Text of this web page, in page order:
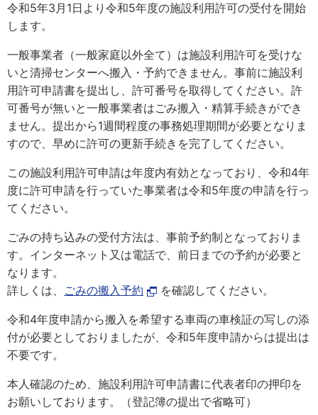
令和5年3月1日より令和5年度の施設利用許可の受付を開始
します。
一般事業者（一般家庭以外全て）は施設利用許可を受けな
いと清掃センターへ搬入・予約できません。事前に施設利
用許可申請書を提出し、許可番号を取得してください。許
可番号が無いと一般事業者はごみ搬入・精算手続きができ
ません。提出から1週間程度の事務処理期間が必要となりま
すので、早めに許可の更新手続きを完了してください。
この施設利用許可申請は年度内有効となっており、令和4年
度に許可申請を行っていた事業者は令和5年度の申請を行っ
てください。
ごみの持ち込みの受付方法は、事前予約制となっておりま
す。インターネット又は電話で、前日までの予約が必要と
なります。
詳しくは、 ごみの搬入予約 を確認してください。
令和4年度申請から搬入を希望する車両の車検証の写しの添
付が必要としておりましたが、令和5年度申請からは提出は
不要です。
本人確認のため、施設利用許可申請書に代表者印の押印を
お願いしております。（登記簿の提出で省略可）